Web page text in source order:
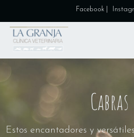
Facebook
Cabras
Estos encantadores y